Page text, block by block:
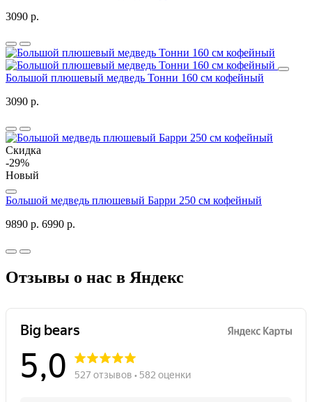
3090 р.
Большой плюшевый медведь Тонни 160 см кофейный
3090 р.
Скидка
-29%
Новый
Большой медведь плюшевый Барри 250 см кофейный
9890 р. 6990 р.
Отзывы о нас в Яндекс